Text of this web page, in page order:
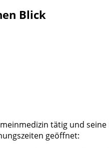
Blick
tätig und
geöffnet: